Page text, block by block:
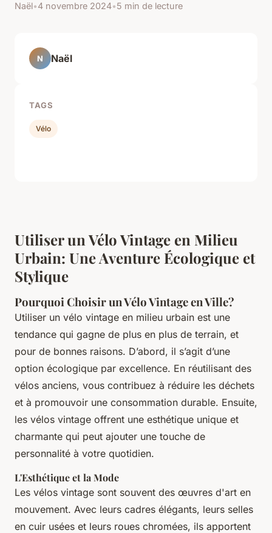
Naël•4 novembre 2024•5 min de lecture
Utiliser un Vélo Vintage en Milieu
Urbain: Une Aventure Écologique et
Stylique
Pourquoi Choisir un Vélo Vintage en Ville?
Utiliser un vélo vintage en milieu urbain est une
tendance qui gagne de plus en plus de terrain, et
pour de bonnes raisons. D’abord, il s’agit d’une
option écologique par excellence. En réutilisant des
vélos anciens, vous contribuez à réduire les déchets
et à promouvoir une consommation durable. Ensuite,
les vélos vintage offrent une esthétique unique et
charmante qui peut ajouter une touche de
personnalité à votre quotidien.
L'Esthétique et la Mode
Les vélos vintage sont souvent des œuvres d'art en
mouvement. Avec leurs cadres élégants, leurs selles
en cuir usées et leurs roues chromées, ils apportent
N Naël
TAGS
Vélo